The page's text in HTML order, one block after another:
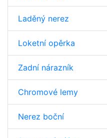
Laděný nerez
Loketní opěrka
Zadní nárazník
Chromové lemy
Nerez boční